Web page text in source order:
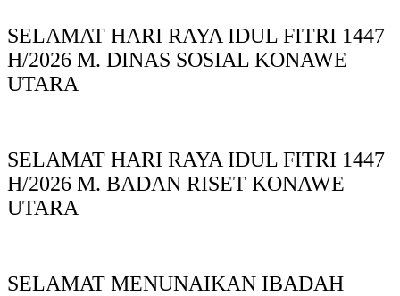
SELAMAT HARI RAYA IDUL FITRI 1447
H/2026 M. DINAS SOSIAL KONAWE
UTARA
SELAMAT HARI RAYA IDUL FITRI 1447
H/2026 M. BADAN RISET KONAWE
UTARA
SELAMAT MENUNAIKAN IBADAH